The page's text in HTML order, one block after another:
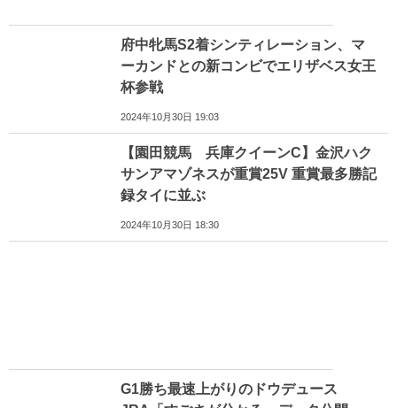
府中牝馬S2着シンティレーション、マ
ーカンドとの新コンビでエリザベス女王
杯参戦
2024年10月30日 19:03
【園田競馬 兵庫クイーンC】金沢ハク
サンアマゾネスが重賞25V 重賞最多勝記
録タイに並ぶ
2024年10月30日 18:30
G1勝ち最速上がりのドウデュース